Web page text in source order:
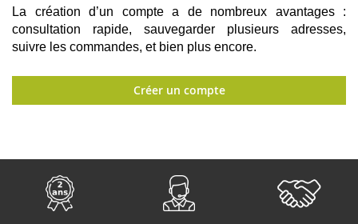
La création d’un compte a de nombreux avantages :
consultation rapide, sauvegarder plusieurs adresses,
suivre les commandes, et bien plus encore.
Créer un compte